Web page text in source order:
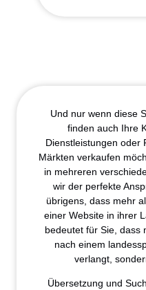
Und nur wenn diese
finden auch Ihre
Dienstleistungen oder
Märkten verkaufen
in mehreren
wir der perfekte
übrigens, dass mehr
einer Website in ihrer
bedeutet für Sie, dass
nach einem
verlangt,
Übersetzung und